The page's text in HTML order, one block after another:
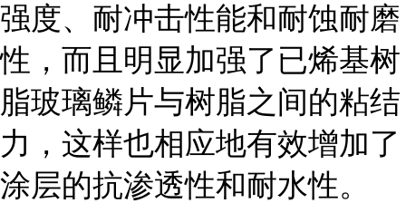
强度、耐冲击性能和耐蚀耐磨
性，而且明显加强了已烯基树
脂玻璃鳞片与树脂之间的粘结
力，这样也相应地有效增加了
涂层的抗渗透性和耐水性。